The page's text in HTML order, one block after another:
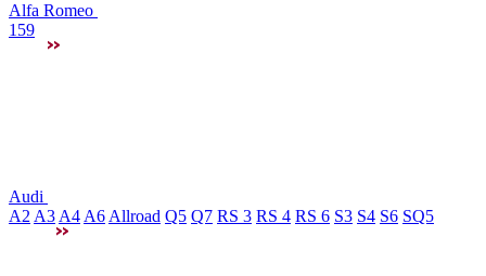
Alfa Romeo
159
Audi
A2 A3 A4 A6 Allroad Q5 Q7 RS 3 RS 4 RS 6 S3 S4 S6 SQ5